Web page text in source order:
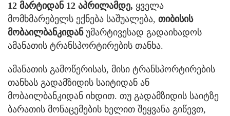
12 მარტიდან 12 აპრილამდე, ყველა
მომხმარებელს ექნება საშუალება, თიბისის
მობაილბანკიდანუმარტივესად გადაიხადოს
ამანათის ტრანსპორტირების თანხა.
ამანათის გამოწერისას, მისი ტრანსპორტირების
თანხას გადამზიდის საიტიდან ან
მობაილბანკიდან იხდით. თუ გადამზიდის საიტზე
ბარათის მონაცემების ხელით შეყვანა გიწევთ,